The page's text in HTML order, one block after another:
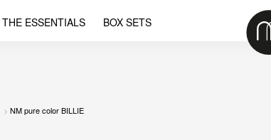
THE ESSENTIALS BOX SETS
NM pure color BILLIE